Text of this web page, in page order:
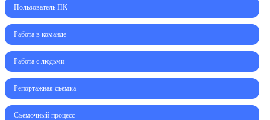
Пользователь ПК
Работа в команде
Работа с людьми
Репортажная съемка
Съемочный процесс